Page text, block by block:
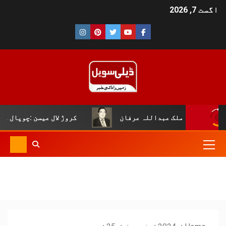
اگست 7, 2026
کروڑ لال عیسن :چوپال کلچرل اینڈ عبداللہ عرفان